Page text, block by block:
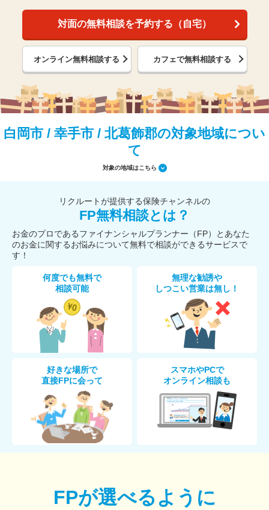
対面の無料相談を予約する（自宅）
オンライン無料相談する カフェで無料相談する
白岡市 / 幸手市 / 北葛飾郡の対象地域につい
て
対象の地域はこちら
リクルートが提供する保険チャンネルの
FP無料相談とは？
お金のプロであるファイナンシャルプランナー（FP）とあなた
のお金に関するお悩みについて無料で相談ができるサービスで
す！
何度でも無料で
相談可能
無理な勧誘や
しつこい営業は無し！
好きな場所で
直接FPに会って
スマホやPCで
オンライン相談も
FPが選べるように